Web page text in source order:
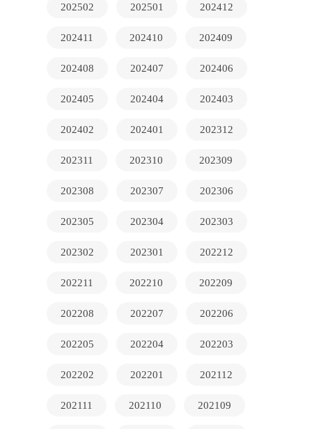
202502 202501 202412
202411 202410 202409
202408 202407 202406
202405 202404 202403
202402 202401 202312
202311 202310 202309
202308 202307 202306
202305 202304 202303
202302 202301 202212
202211 202210 202209
202208 202207 202206
202205 202204 202203
202202 202201 202112
202111 202110 202109